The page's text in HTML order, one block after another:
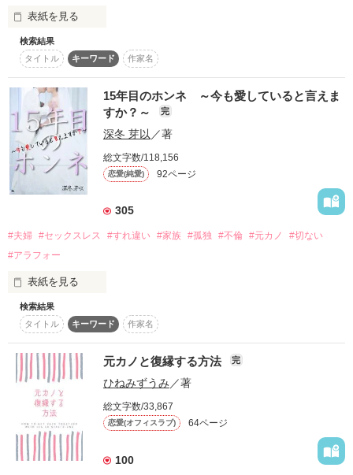
作品を読む
＝我が社の営業課エースの高柳 律（たかやなぎ りつ）28歳
アイツは私の天敵。
なるべく関わらないようにしていたのに…。
なのに。
なのになぜ…目が覚めたら、アイツのベッドで寝ているのだろ
う!?
H24.6.12～H．25．4．22
5/6 総合ランキング2位獲得。
皆様のおかげで書籍化が決定しました。ありがとうございまし
こちらは改稿前の作品です。加筆、修正はしておらず、誤字、
脱字、変更点等もあります。
ご了承下さい。
表紙を見る
  今まで仕事優先だった
「俺は君より仕事を取るよ。」
「悪いけど、愛はない。」
    忘れられない人が
検索結果
タイトル
キーワード 作家名
15年目のホンネ ～今も愛していると言えま
すか？～
完
深冬 芽以 ／著
総文字数/118,156
恋愛(純愛) 92ページ
305
#夫婦 #セックスレス #すれ違い #家族 #孤独 #不倫 #元カノ
#切ない
#アラフォー
表紙を見る
妻の好きなところをいくつ言えますか？　夫の嫌いなところを
言いきれますか？
作品を読む
検索結果
タイトル
キーワード 作家名
元カノと復縁する方法 完
ひねみずうみ／著
総文字数/33,867
恋愛(オフィスラブ) 64ページ
100